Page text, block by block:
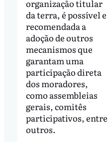
organização titular
da terra, é possível e
recomendada a
adoção de outros
mecanismos que
garantam uma
participação direta
dos moradores,
como assembleias
gerais, comitês
participativos, entre
outros.